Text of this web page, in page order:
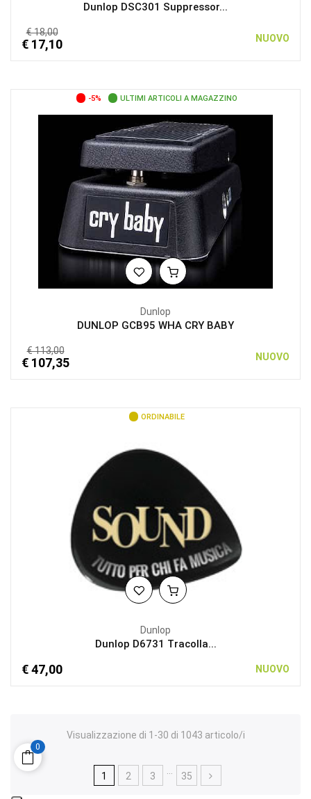
Dunlop DSC301 Suppressor...
€ 18,00
€ 17,10 NUOVO
-5% ULTIMI ARTICOLI A MAGAZZINO
Dunlop
DUNLOP GCB95 WHA CRY BABY
€ 113,00
€ 107,35 NUOVO
ORDINABILE
Dunlop
Dunlop D6731 Tracolla...
€ 47,00 NUOVO
Visualizzazione di 1-30 di 1043 articolo/i
1 2 3 35
0